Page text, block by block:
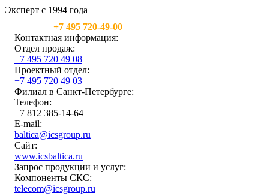
Эксперт с 1994 года
+7 495 720-49-00
Контактная информация:
Отдел продаж:
+7 495 720 49 08
Проектный отдел:
+7 495 720 49 03
Филиал в Санкт-Петербурге:
Телефон:
+7 812 385-14-64
E-mail:
baltica@icsgroup.ru
Сайт:
www.icsbaltica.ru
Запрос продукции и услуг:
Компоненты СКС:
telecom@icsgroup.ru